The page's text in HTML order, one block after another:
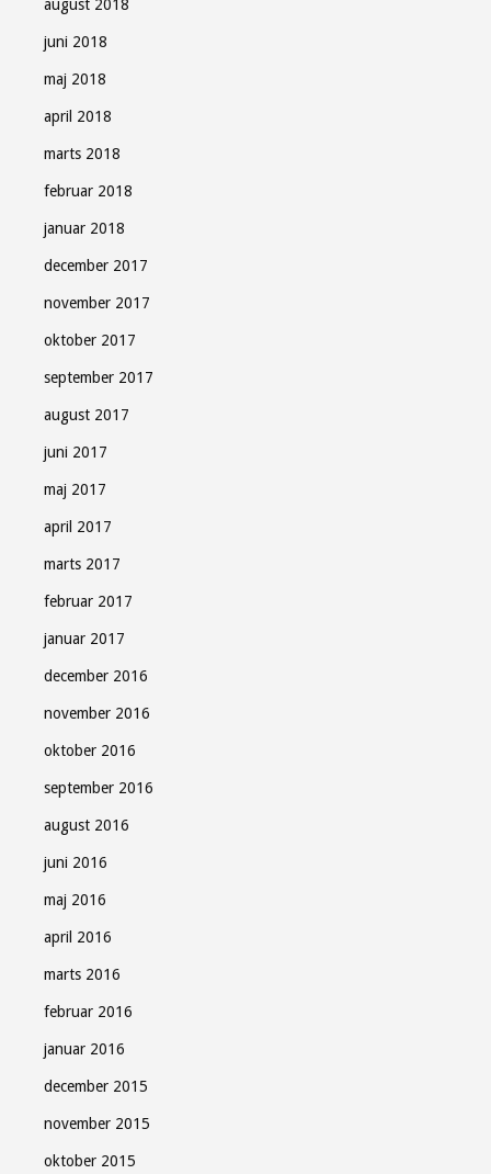
august 2018
juni 2018
maj 2018
april 2018
marts 2018
februar 2018
januar 2018
december 2017
november 2017
oktober 2017
september 2017
august 2017
juni 2017
maj 2017
april 2017
marts 2017
februar 2017
januar 2017
december 2016
november 2016
oktober 2016
september 2016
august 2016
juni 2016
maj 2016
april 2016
marts 2016
februar 2016
januar 2016
december 2015
november 2015
oktober 2015